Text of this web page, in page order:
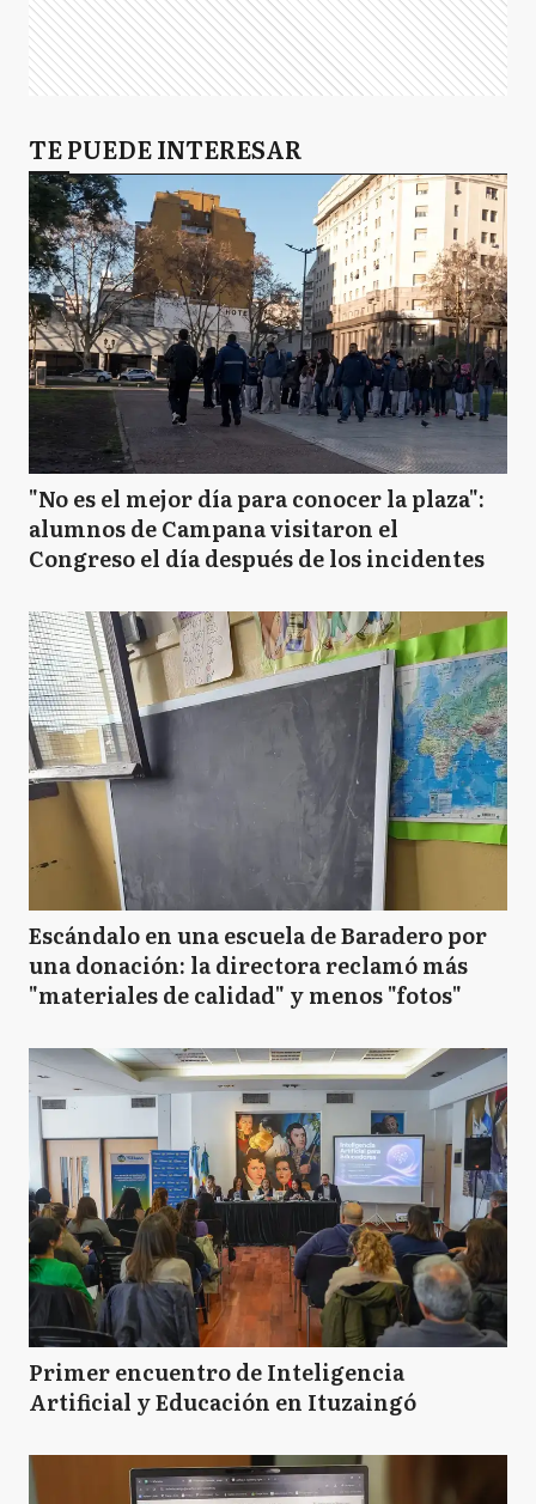
TE PUEDE INTERESAR
"No es el mejor día para conocer la plaza":
alumnos de Campana visitaron el
Congreso el día después de los incidentes
Escándalo en una escuela de Baradero por
una donación: la directora reclamó más
"materiales de calidad" y menos "fotos"
Primer encuentro de Inteligencia
Artificial y Educación en Ituzaingó